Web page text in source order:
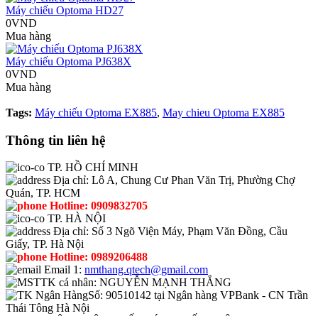
Máy chiếu Optoma HD27
0VND
Mua hàng
Máy chiếu Optoma PJ638X
0VND
Mua hàng
Tags: Máy chiếu Optoma EX885, May chieu Optoma EX885
Thông tin liên hệ
TP. HỒ CHÍ MINH
Địa chỉ: Lô A, Chung Cư Phan Văn Trị, Phường Chợ
Quán, TP. HCM
Hotline: 0909832705
TP. HÀ NỘI
Địa chỉ: Số 3 Ngõ Viện Máy, Phạm Văn Đồng, Cầu
Giấy, TP. Hà Nội
Hotline: 0989206488
Email 1: nmthang.qtech@gmail.com
TK cá nhân: NGUYỄN MẠNH THẮNG
Số: 90510142 tại Ngân hàng VPBank - CN Trần
Thái Tông Hà Nội